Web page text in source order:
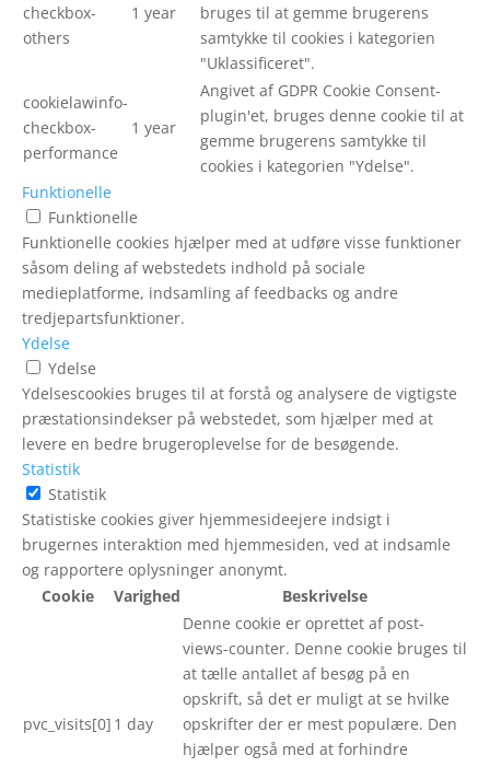
checkbox-
others
1 year
bruges til at gemme brugerens
samtykke til cookies i kategorien
"Uklassificeret".
cookielawinfo-
checkbox-
performance
1 year
Angivet af GDPR Cookie Consent-
plugin'et, bruges denne cookie til at
gemme brugerens samtykke til
cookies i kategorien "Ydelse".
Funktionelle
Funktionelle
Funktionelle cookies hjælper med at udføre visse funktioner
såsom deling af webstedets indhold på sociale
medieplatforme, indsamling af feedbacks og andre
tredjepartsfunktioner.
Ydelse
Ydelse
Ydelsescookies bruges til at forstå og analysere de vigtigste
præstationsindekser på webstedet, som hjælper med at
levere en bedre brugeroplevelse for de besøgende.
Statistik
Statistik
Statistiske cookies giver hjemmesideejere indsigt i
brugernes interaktion med hjemmesiden, ved at indsamle
og rapportere oplysninger anonymt.
Cookie
Varighed Beskrivelse
pvc_visits[0] 1 day
Denne cookie er oprettet af post-
views-counter. Denne cookie bruges til
at tælle antallet af besøg på en
opskrift, så det er muligt at se hvilke
opskrifter der er mest populære. Den
hjælper også med at forhindre